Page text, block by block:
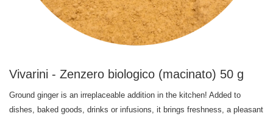
Vivarini - Zenzero biologico (macinato) 50 g
Ground ginger is an irreplaceable addition in the kitchen! Added to
dishes, baked goods, drinks or infusions, it brings freshness, a pleasant